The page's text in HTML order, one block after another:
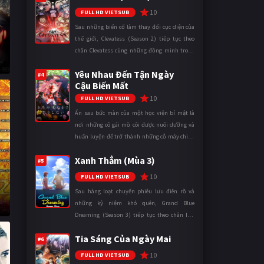
FULL HD VIETSUB 10
Sau những biến cố làm thay đổi cục diện của
thế giới, Clevatess (Season 2) tiếp tục theo
chân Clevatess cùng những đồng minh trong
loại đến bờ vực diệ ...
#4
Yêu Nhau Đến Tận Ngày
Cậu Biến Mất
FULL HD VIETSUB 10
Ẩn sau bức màn của một học viện bí mật là
nơi những cô gái mồ côi được nuôi dưỡng và
huấn luyện để trở thành những cỗ máy chiến
được xem là điều hiển nh ...
#5 Xanh Thẳm (Mùa 3)
FULL HD VIETSUB 10
Sau hàng loạt chuyến phiêu lưu điên rồ và
những kỷ niệm khó quên, Grand Blue
Dreaming (Season 3) tiếp tục theo chân Iori
trong những ngày tháng đại học đ ...
#6 Tia Sáng Của Ngày Mai
FULL HD VIETSUB 10